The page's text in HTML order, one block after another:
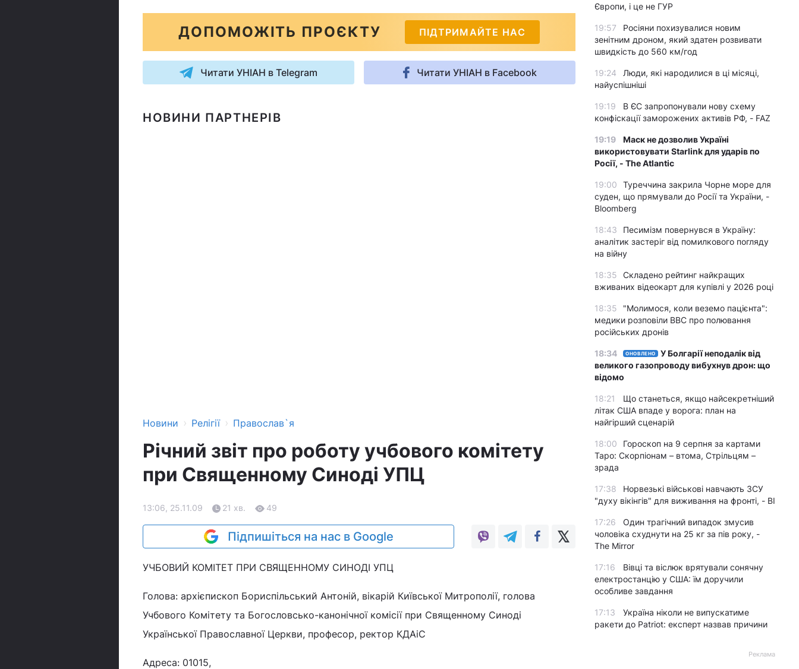
ДОПОМОЖІТЬ ПРОЄКТУ ПІДТРИМАЙТЕ НАС
Читати УНІАН в Telegram Читати УНІАН в Facebook
НОВИНИ ПАРТНЕРІВ
Новини › Релігії › Православ`я
Річний звіт про роботу учбового комітету
при Священному Синоді УПЦ
13:06, 25.11.09 21 хв. 49
Підпишіться на нас в Google
УЧБОВИЙ КОМІТЕТ ПРИ СВЯЩЕННОМУ СИНОДІ УПЦ
Голова: архієпископ Бориспільський Антоній, вікарій Київської Митрополії, голова
Учбового Комітету та Богословсько-канонічної комісії при Священному Синоді
Української Православної Церкви, професор, ректор КДАіС
Адреса: 01015,
Європи, і це не ГУР
19:57
Росіяни похизувалися новим
зенітним дроном, який здатен розвивати
швидкість до 560 км/год
19:24
Люди, які народилися в ці місяці,
найуспішніші
19:19
В ЄС запропонували нову схему
конфіскації заморожених активів РФ, - FAZ
19:19
Маск не дозволив Україні
використовувати Starlink для ударів по
Росії, - The Atlantic
19:00
Туреччина закрила Чорне море для
суден, що прямували до Росії та України, -
Bloomberg
18:43
Песимізм повернувся в Україну:
аналітик застеріг від помилкового погляду
на війну
18:35
Складено рейтинг найкращих
вживаних відеокарт для купівлі у 2026 році
18:35
"Молимося, коли веземо пацієнта":
медики розповіли BBC про полювання
російських дронів
18:34 ОНОВЛЕНО
У Болгарії неподалік від
великого газопроводу вибухнув дрон: що
відомо
18:21
Що станеться, якщо найсекретніший
літак США впаде у ворога: план на
найгірший сценарій
18:00
Гороскоп на 9 серпня за картами
Таро: Скорпіонам – втома, Стрільцям –
зрада
17:38
Норвезькі військові навчають ЗСУ
"духу вікінгів" для виживання на фронті, - BI
17:26
Один трагічний випадок змусив
чоловіка схуднути на 25 кг за пів року, -
The Mirror
17:16
Вівці та віслюк врятували сонячну
електростанцію у США: їм доручили
особливе завдання
17:13
Україна ніколи не випускатиме
ракети до Patriot: експерт назвав причини
Реклама